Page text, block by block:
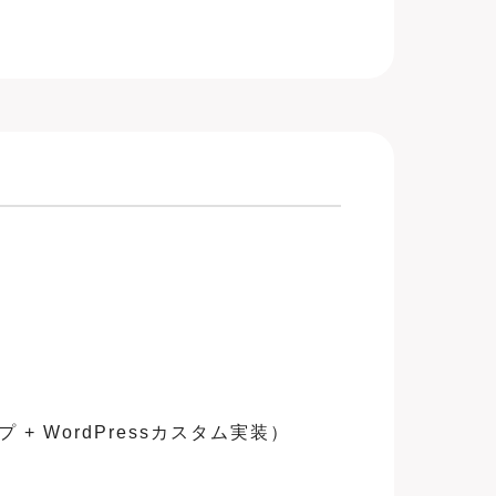
+ WordPressカスタム実装）